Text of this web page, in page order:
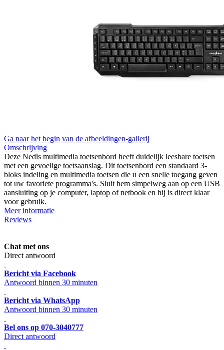
Ga naar het begin van de afbeeldingen-gallerij
Omschrijving
Deze Nedis multimedia toetsenbord heeft duidelijk leesbare toetsen
met een gevoelige toetsaanslag. Dit toetsenbord een standaard 3-
bloks indeling en multimedia toetsen die u een snelle toegang geven
tot uw favoriete programma's. Sluit hem simpelweg aan op een USB
aansluiting op je computer, laptop of netbook en hij is direct klaar
voor gebruik.
Meer informatie
Reviews
Chat met ons
Direct antwoord
Bericht via Facebook
Antwoord binnen 30 minuten
Bericht via WhatsApp
Antwoord binnen 30 minuten
Bel ons op 070-3040777
Direct antwoord